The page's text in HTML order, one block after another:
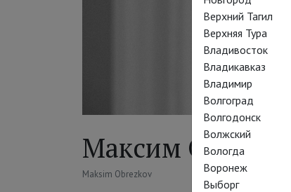
Максим Обрезков
Maksim Obrezkov
Верхний Тагил
Верхняя Тура
Владивосток
Владикавказ
Владимир
Волгоград
Волгодонск
Волжский
Вологда
Воронеж
Выборг